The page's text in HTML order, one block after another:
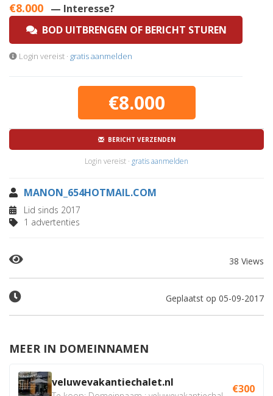
€8.000 — Interesse?
BOD UITBRENGEN OF BERICHT STUREN
Login vereist · gratis aanmelden
€8.000
BERICHT VERZENDEN
Login vereist · gratis aanmelden
MANON_654HOTMAIL.COM
Lid sinds 2017
1 advertenties
38 Views
Geplaatst op 05-09-2017
MEER IN DOMEINNAMEN
veluwevakantiechalet.nl €300